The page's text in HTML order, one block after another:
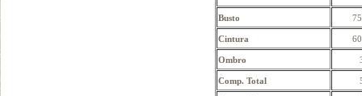
Busto
Cintura
Ombro
Comp. Total